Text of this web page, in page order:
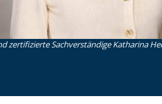
zertifizierte Sachverständige Katharina